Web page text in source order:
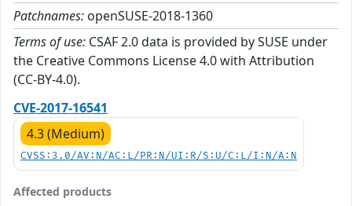
Patchnames: openSUSE-2018-1360
Terms of use: CSAF 2.0 data is provided by SUSE under
the Creative Commons License 4.0 with Attribution
(CC-BY-4.0).
CVE-2017-16541
4.3 (Medium)
CVSS:3.0/AV:N/AC:L/PR:N/UI:R/S:U/C:L/I:N/A:N
Affected products